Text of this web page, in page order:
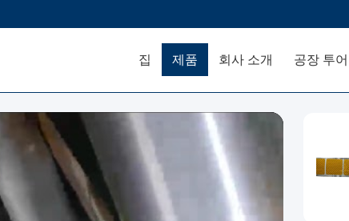
집 제품 회사 소개 공장 투어